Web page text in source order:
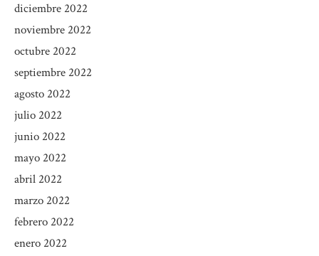
diciembre 2022
noviembre 2022
octubre 2022
septiembre 2022
agosto 2022
julio 2022
junio 2022
mayo 2022
abril 2022
marzo 2022
febrero 2022
enero 2022